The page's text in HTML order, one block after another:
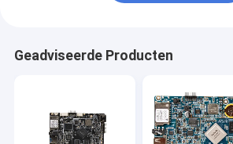
Geadviseerde Producten